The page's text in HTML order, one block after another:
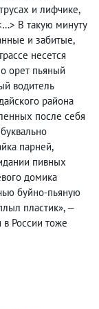
и лифчике,
В такую минуту
и забитые,
несется
орет пьяный
водитель
района
после себя
парней,
пивных
домика
буйно-пьяную
пластик», —
в России тоже